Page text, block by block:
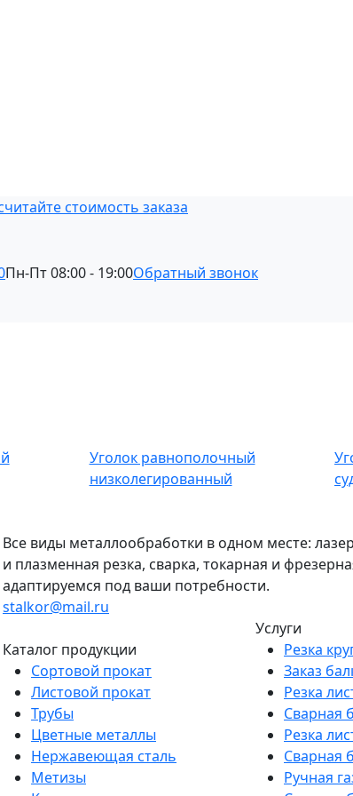
стоимость заказа
Пн-Пт 08:00 - 19:00Обратный звонок
Уголок равнополочный
низколегированный
Все виды металлообработки в одном месте:
и плазменная резка, сварка, токарная и
адаптируемся под ваши потребности.
stalkor@mail.ru
Каталог продукции
Сортовой прокат
Листовой прокат
Трубы
Цветные металлы
Нержавеющая сталь
Метизы
Услуги
Резка
Заказ
Резка
Сварная
Резка
Сварная
Ручная